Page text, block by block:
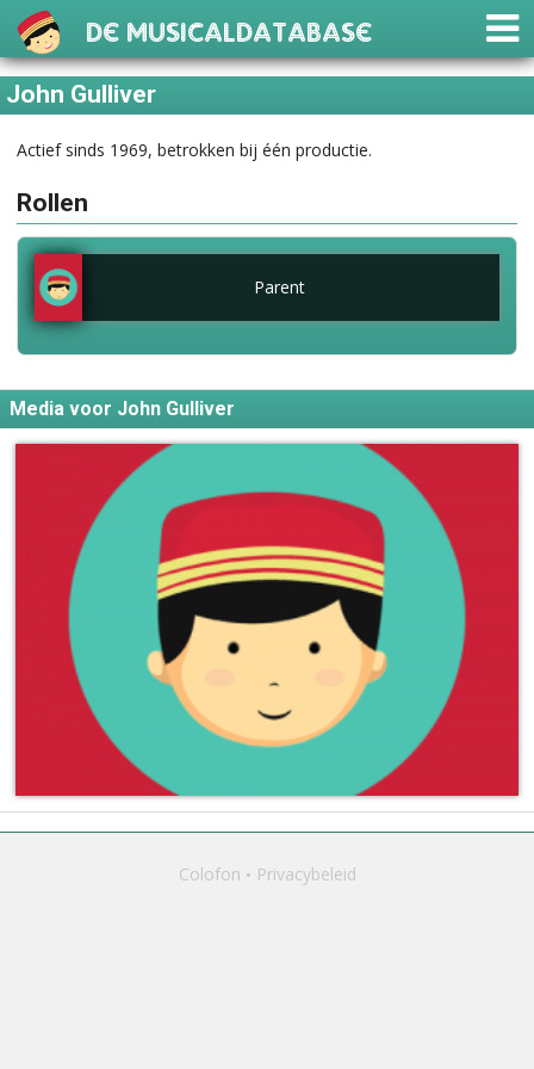
De Musicaldatabase
John Gulliver
Actief sinds 1969, betrokken bij één productie.
Rollen
Parent
Media voor John Gulliver
Colofon Privacybeleid